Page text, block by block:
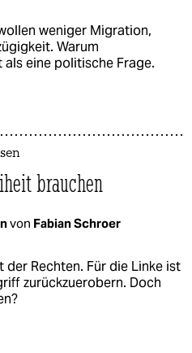
weniger Migration,
Warum
eine politische Frage.
brauchen
von Fabian Schroer
Rechten. Für die Linke ist
zurückzuerobern. Doch